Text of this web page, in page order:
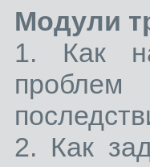
Модули
1. Как
2. Как